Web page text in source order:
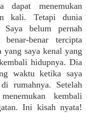
dapat menemukan
kali. Tetapi dunia
Saya belum pernah
benar tercipta
saya kenal yang
hidupnya. Dia
waktu ketika saya
rumahnya. Setelah
kembali
Ini kisah nyata!